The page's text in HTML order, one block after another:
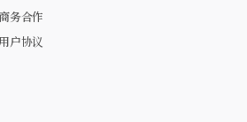
商务合作
用户协议